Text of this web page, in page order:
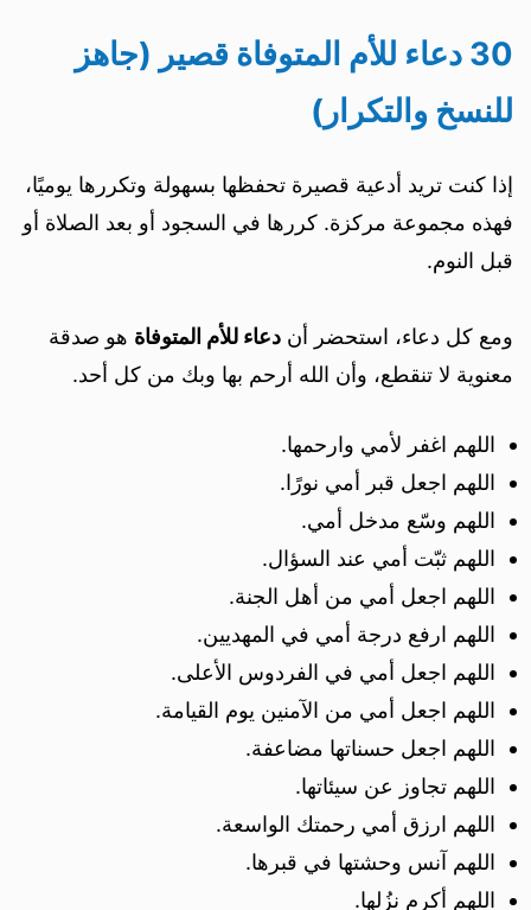
30 دعاء للأم المتوفاة قصير (جاهز
للنسخ والتكرار)
إذا كنت تريد أدعية قصيرة تحفظها بسهولة وتكررها يوميًا،
فهذه مجموعة مركزة. كررها في السجود أو بعد الصلاة أو
قبل النوم.
ومع كل دعاء، استحضر أن دعاء للأم المتوفاة هو صدقة
معنوية لا تنقطع، وأن الله أرحم بها وبك من كل أحد.
اللهم اغفر لأمي وارحمها.
اللهم اجعل قبر أمي نورًا.
اللهم وسّع مدخل أمي.
اللهم ثبّت أمي عند السؤال.
اللهم اجعل أمي من أهل الجنة.
اللهم ارفع درجة أمي في المهديين.
اللهم اجعل أمي في الفردوس الأعلى.
اللهم اجعل أمي من الآمنين يوم القيامة.
اللهم اجعل حسناتها مضاعفة.
اللهم تجاوز عن سيئاتها.
اللهم ارزق أمي رحمتك الواسعة.
اللهم آنس وحشتها في قبرها.
اللهم أكرم نزُلها.